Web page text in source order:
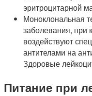
эритроцитарной
Моноклональная
заболевания, при
воздействуют
антителами на
Здоровые
Питание при